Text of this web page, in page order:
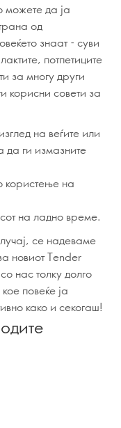
можете да ја
од
знаат - суви
потпетиците
за многу други
корисни совети за
на веѓите или
да ги измазните
користење на
на ладно време.
се надеваме
новиот Tender
нас толку долго
повеќе ја
како и секогаш!